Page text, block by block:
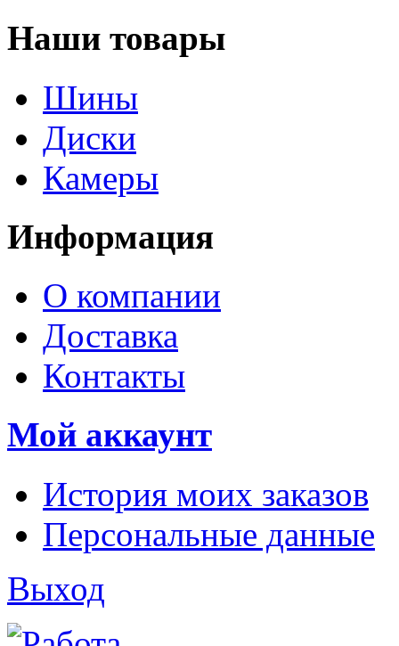
Наши товары
Шины
Диски
Камеры
Информация
О компании
Доставка
Контакты
Мой аккаунт
История моих заказов
Персональные данные
Выход